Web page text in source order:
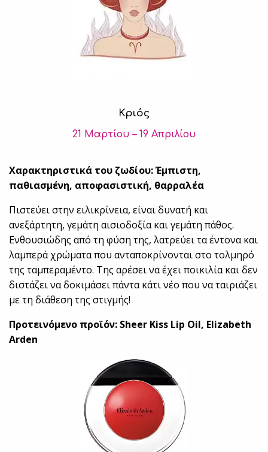
Κριός
21 Μαρτίου – 19 Απριλίου
Χαρακτηριστικά του ζωδίου: Έμπιστη,
παθιασμένη, αποφασιστική, θαρραλέα
Πιστεύει στην ειλικρίνεια, είναι δυνατή και
ανεξάρτητη, γεμάτη αισιοδοξία και γεμάτη πάθος.
Ενθουσιώδης από τη φύση της, λατρεύει τα έντονα και
λαμπερά χρώματα που ανταποκρίνονται στο τολμηρό
της ταμπεραμέντο. Της αρέσει να έχει ποικιλία και δεν
διστάζει να δοκιμάσει πάντα κάτι νέο που να ταιριάζει
με τη διάθεση της στιγμής!
Προτεινόμενο προϊόν: Sheer Kiss Lip Oil, Elizabeth
Arden